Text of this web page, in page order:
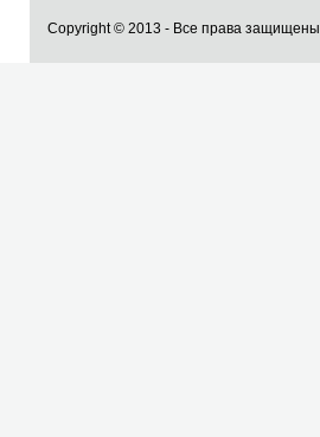
Copyright © 2013 - Все права защищены